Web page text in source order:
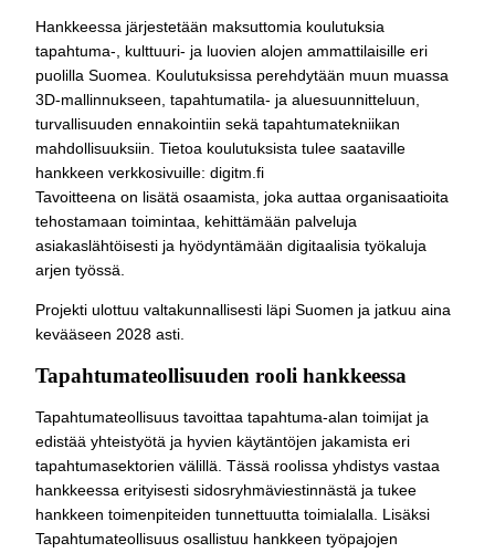
Hankkeessa järjestetään maksuttomia koulutuksia
tapahtuma-, kulttuuri- ja luovien alojen ammattilaisille eri
puolilla Suomea. Koulutuksissa perehdytään muun muassa
3D-mallinnukseen, tapahtumatila- ja aluesuunnitteluun,
turvallisuuden ennakointiin sekä tapahtumatekniikan
mahdollisuuksiin. Tietoa koulutuksista tulee saataville
hankkeen verkkosivuille: digitm.fi
Tavoitteena on lisätä osaamista, joka auttaa organisaatioita
tehostamaan toimintaa, kehittämään palveluja
asiakaslähtöisesti ja hyödyntämään digitaalisia työkaluja
arjen työssä.
Projekti ulottuu valtakunnallisesti läpi Suomen ja jatkuu aina
kevääseen 2028 asti.
Tapahtumateollisuuden rooli hankkeessa
Tapahtumateollisuus tavoittaa tapahtuma-alan toimijat ja
edistää yhteistyötä ja hyvien käytäntöjen jakamista eri
tapahtumasektorien välillä. Tässä roolissa yhdistys vastaa
hankkeessa erityisesti sidosryhmäviestinnästä ja tukee
hankkeen toimenpiteiden tunnettuutta toimialalla. Lisäksi
Tapahtumateollisuus osallistuu hankkeen työpajojen